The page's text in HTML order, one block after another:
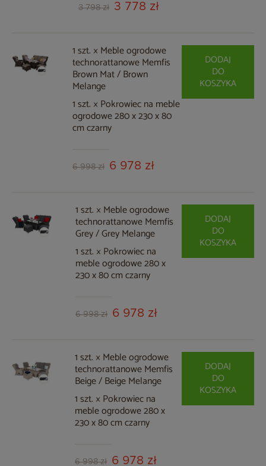
3 798 zł 3 778 zł
1 szt. × Meble ogrodowe
technorattanowe Memfis
Brown Mat / Brown
Melange
1 szt. × Pokrowiec na meble
ogrodowe 280 x 230 x 80
cm czarny
6 998 zł 6 978 zł
DODAJ
DO
KOSZYKA
1 szt. × Meble ogrodowe
technorattanowe Memfis
Grey / Grey Melange
1 szt. × Pokrowiec na
meble ogrodowe 280 x
230 x 80 cm czarny
6 998 zł 6 978 zł
DODAJ
DO
KOSZYKA
1 szt. × Meble ogrodowe
technorattanowe Memfis
Beige / Beige Melange
1 szt. × Pokrowiec na
meble ogrodowe 280 x
230 x 80 cm czarny
6 998 zł 6 978 zł
DODAJ
DO
KOSZYKA